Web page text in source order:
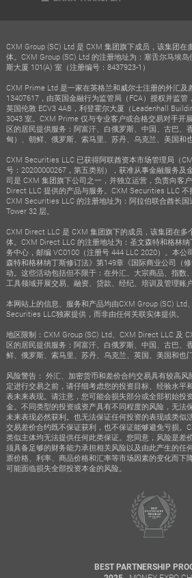
CXM Group (SC) Ltd 是 CXM 集团旗下成员，该集团在
体。CXM Group (SC) Ltd 的注册地址为：塞舌尔马埃
斯大厦 101(A) 室（注册编号：8437923-1）
CXM Prime Ltd 是一家在英格兰和威尔士注册的外汇及
13407617，由英国金融行为监管局（FCA）授权并监管
英国伦敦 ECV3 4AB，利登霍尔大厦（Leadenhall
3043 室。CXM Prime 仅与专业客户或合格交易对手开
区的居民提供服务：阿富汗、白俄罗斯、中国、古巴、
甸）、朝鲜、俄罗斯、索马里、苏丹、乌克兰、美国和也
CXM Securities LLC 已获得阿联酋资本市场管理局（
号：20200000267，第五类别），获准从事金融服务及
司是 CXM 集团旗下公司之一，并独立运营，负责向客
Direct LLC 提供的产品与服务。CXM Securities LLC 不
CXM Securities LLC 的注册地址为：阿拉伯联合酋长
Tower 32 层。
CXM Direct LLC 是 CXM 集团旗下的成员，该集团在多
体。CXM Direct LLC 的注册地址为：圣文森特和格林
务中心，邮编 VC0100（注册号 444 LLC 2020）。本公
森特和格林纳丁斯修订法》第149章《国际商业公司（
动。这些活动包括但不限于：在外汇、大宗商品、指数
工具领域开展交易、融资、贷款、经纪、培训及管理账户
本网站上的信息、服务和产品均由CXM Group (SC) Ltd
Securities LLC独家提供，而非由任何关联实体提供。
地区限制：CXM Group (SC) Ltd、CXM Direct LLC 及
区的居民提供服务：阿富汗、白俄罗斯、中国、古巴、
鲜、俄罗斯、索马里、苏丹、乌克兰、英国、美国和也门
风险警告： 外汇、加密货币和差价合约交易具有较高
定进行交易之前，请仔细考虑您的投资目标、经验水平
表未来表现。请注意，您可能会损失部分或全部初始投
金。不同类型的投资或资产具有不同程度的风险，无法
未来表现必然获利。也无法保证任何投资的表现或类似
交易差价合约既不保证获利，也不保证能够避免亏损。
类似主体均无法提供任何此类保证。您同意，风险是差
须具备足够的财务能力承担相关风险以及由此产生的任
票价格、利率、商品价格和汇率等市场因素的变化而下
可能面临损失全部投资本金的风险。
BEST PARTNERSHIP